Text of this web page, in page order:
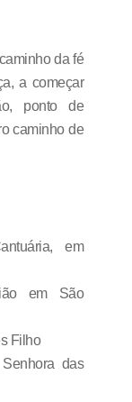
da fé
a começar
ponto de
caminho de
em
em São
Filho
das